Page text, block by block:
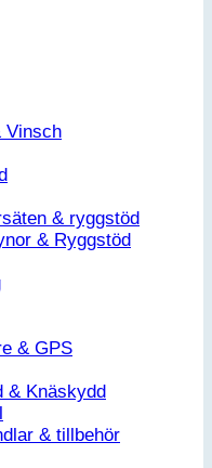
Vinsch
& ryggstöd
& Ryggstöd
& GPS
& Knäskydd
& tillbehör